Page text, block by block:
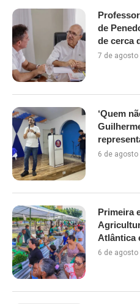
de
de cerca
7 de agosto
‘Quem
6 de agosto
Primeira
Atlântica
6 de agosto